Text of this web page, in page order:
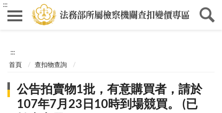
:::
:::
首頁 查扣物查詢
公告拍賣物1批，有意購買者，請於
107年7月23日10時到場競買。 (已